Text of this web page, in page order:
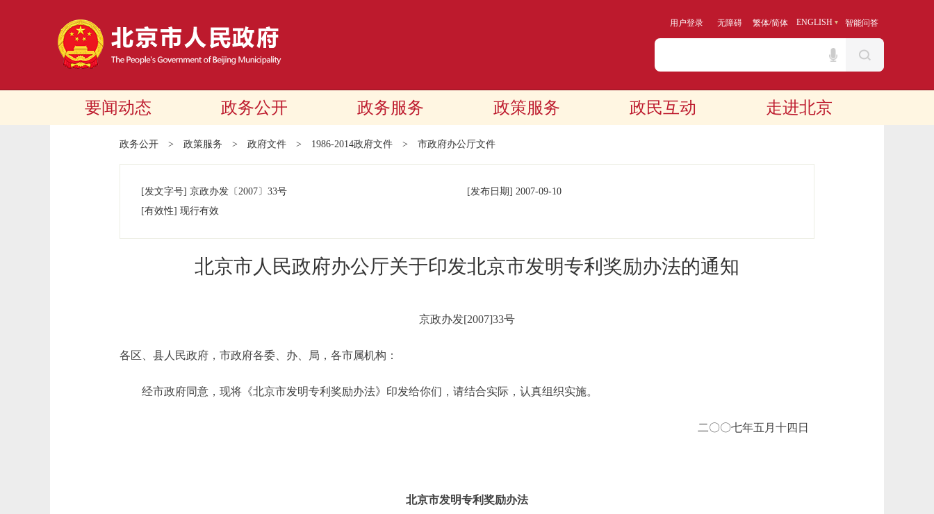
用户登录 无障碍 繁体/简体 ENGLISH 智能问答
要闻动态 政务公开 政务服务 政策服务 政民互动 走进北京
政务公开 > 政策服务 > 政府文件 > 1986-2014政府文件 > 市政府办公厅文件
[发文字号] 京政办发 〔2007〕 33号 [发布日期] 2007-09-10
[有效性] 现行有效
北京市人民政府办公厅关于印发北京市发明专利奖励办法的通知
京政办发[2007]33号
各区、县人民政府，市政府各委、办、局，各市属机构：
经市政府同意，现将《北京市发明专利奖励办法》印发给你们，请结合实际，认真组织实施。
二〇〇七年五月十四日
北京市发明专利奖励办法